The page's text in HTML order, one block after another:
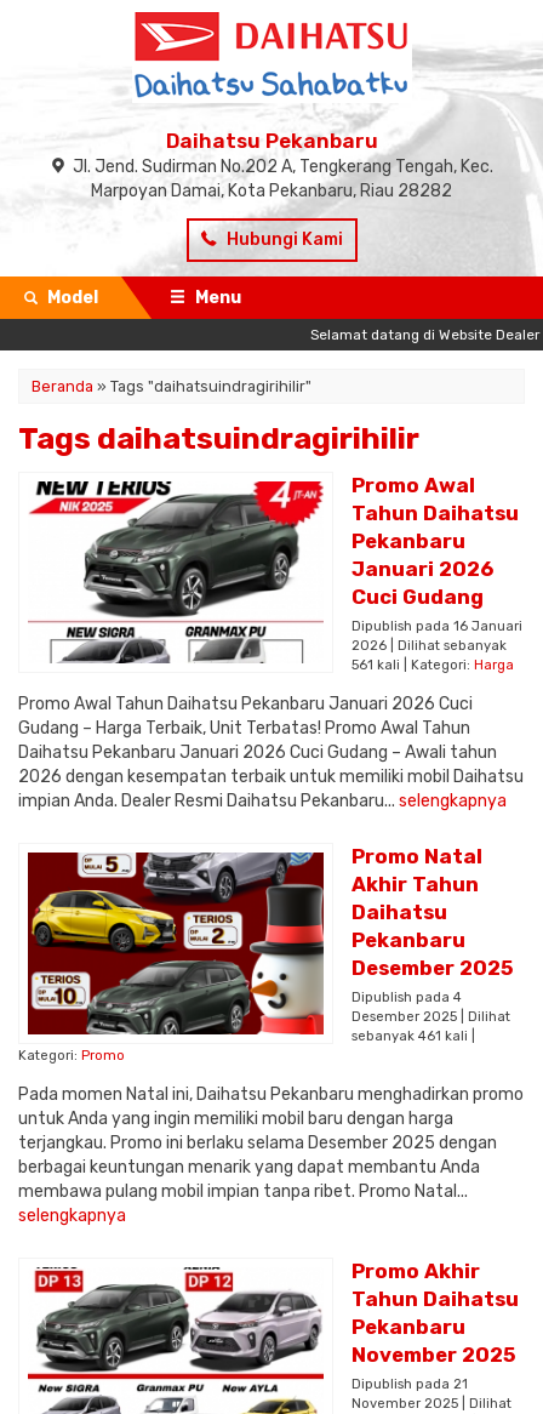
Daihatsu Pekanbaru
Jl. Jend. Sudirman No.202 A, Tengkerang Tengah, Kec.
Marpoyan Damai, Kota Pekanbaru, Riau 28282
Hubungi Kami
Model Menu
Selamat datang di Website Dealer
Beranda » Tags "daihatsuindragirihilir"
Tags daihatsuindragirihilir
Promo Awal
Tahun Daihatsu
Pekanbaru
Januari 2026
Cuci Gudang
Dipublish pada 16 Januari
2026 | Dilihat sebanyak
561 kali | Kategori: Harga
Promo Awal Tahun Daihatsu Pekanbaru Januari 2026 Cuci
Gudang – Harga Terbaik, Unit Terbatas! Promo Awal Tahun
Daihatsu Pekanbaru Januari 2026 Cuci Gudang – Awali tahun
2026 dengan kesempatan terbaik untuk memiliki mobil Daihatsu
impian Anda. Dealer Resmi Daihatsu Pekanbaru... selengkapnya
Promo Natal
Akhir Tahun
Daihatsu
Pekanbaru
Desember 2025
Dipublish pada 4
Desember 2025 | Dilihat
sebanyak 461 kali |
Kategori: Promo
Pada momen Natal ini, Daihatsu Pekanbaru menghadirkan promo
untuk Anda yang ingin memiliki mobil baru dengan harga
terjangkau. Promo ini berlaku selama Desember 2025 dengan
berbagai keuntungan menarik yang dapat membantu Anda
membawa pulang mobil impian tanpa ribet. Promo Natal...
selengkapnya
Promo Akhir
Tahun Daihatsu
Pekanbaru
November 2025
Dipublish pada 21
November 2025 | Dilihat